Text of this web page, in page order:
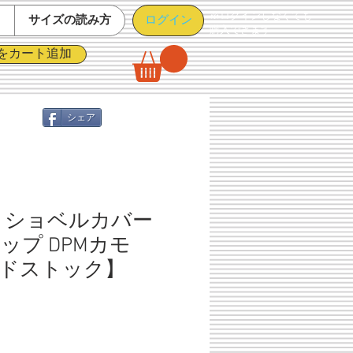
サイズの読み方
カート追加
ログイン
※ログインしなくても
購入できます
ョベルカバー
プ DPMカモ
ストック】
シェア